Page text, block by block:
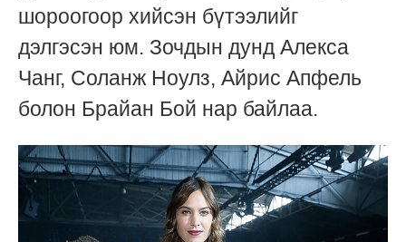
шороогоор хийсэн бүтээлийг
дэлгэсэн юм. Зочдын дунд Алекса
Чанг, Соланж Ноулз, Айрис Апфель
болон Брайан Бой нар байлаа.